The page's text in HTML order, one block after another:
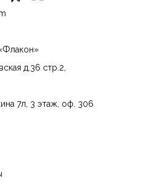
д.36 стр.2,
7л, 3 этаж, оф. 306